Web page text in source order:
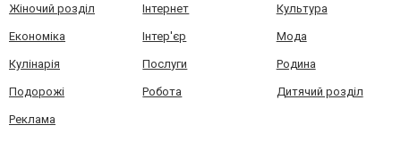
Жіночий розділ Інтернет Культура
Економіка Інтер'єр Мода
Кулінарія Послуги Родина
Подорожі Робота Дитячий розділ
Реклама